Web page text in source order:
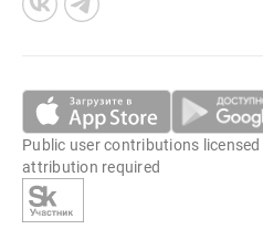
Public user contributions
attribution required